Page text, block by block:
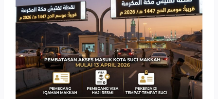
B
A
H
G
I
A
A